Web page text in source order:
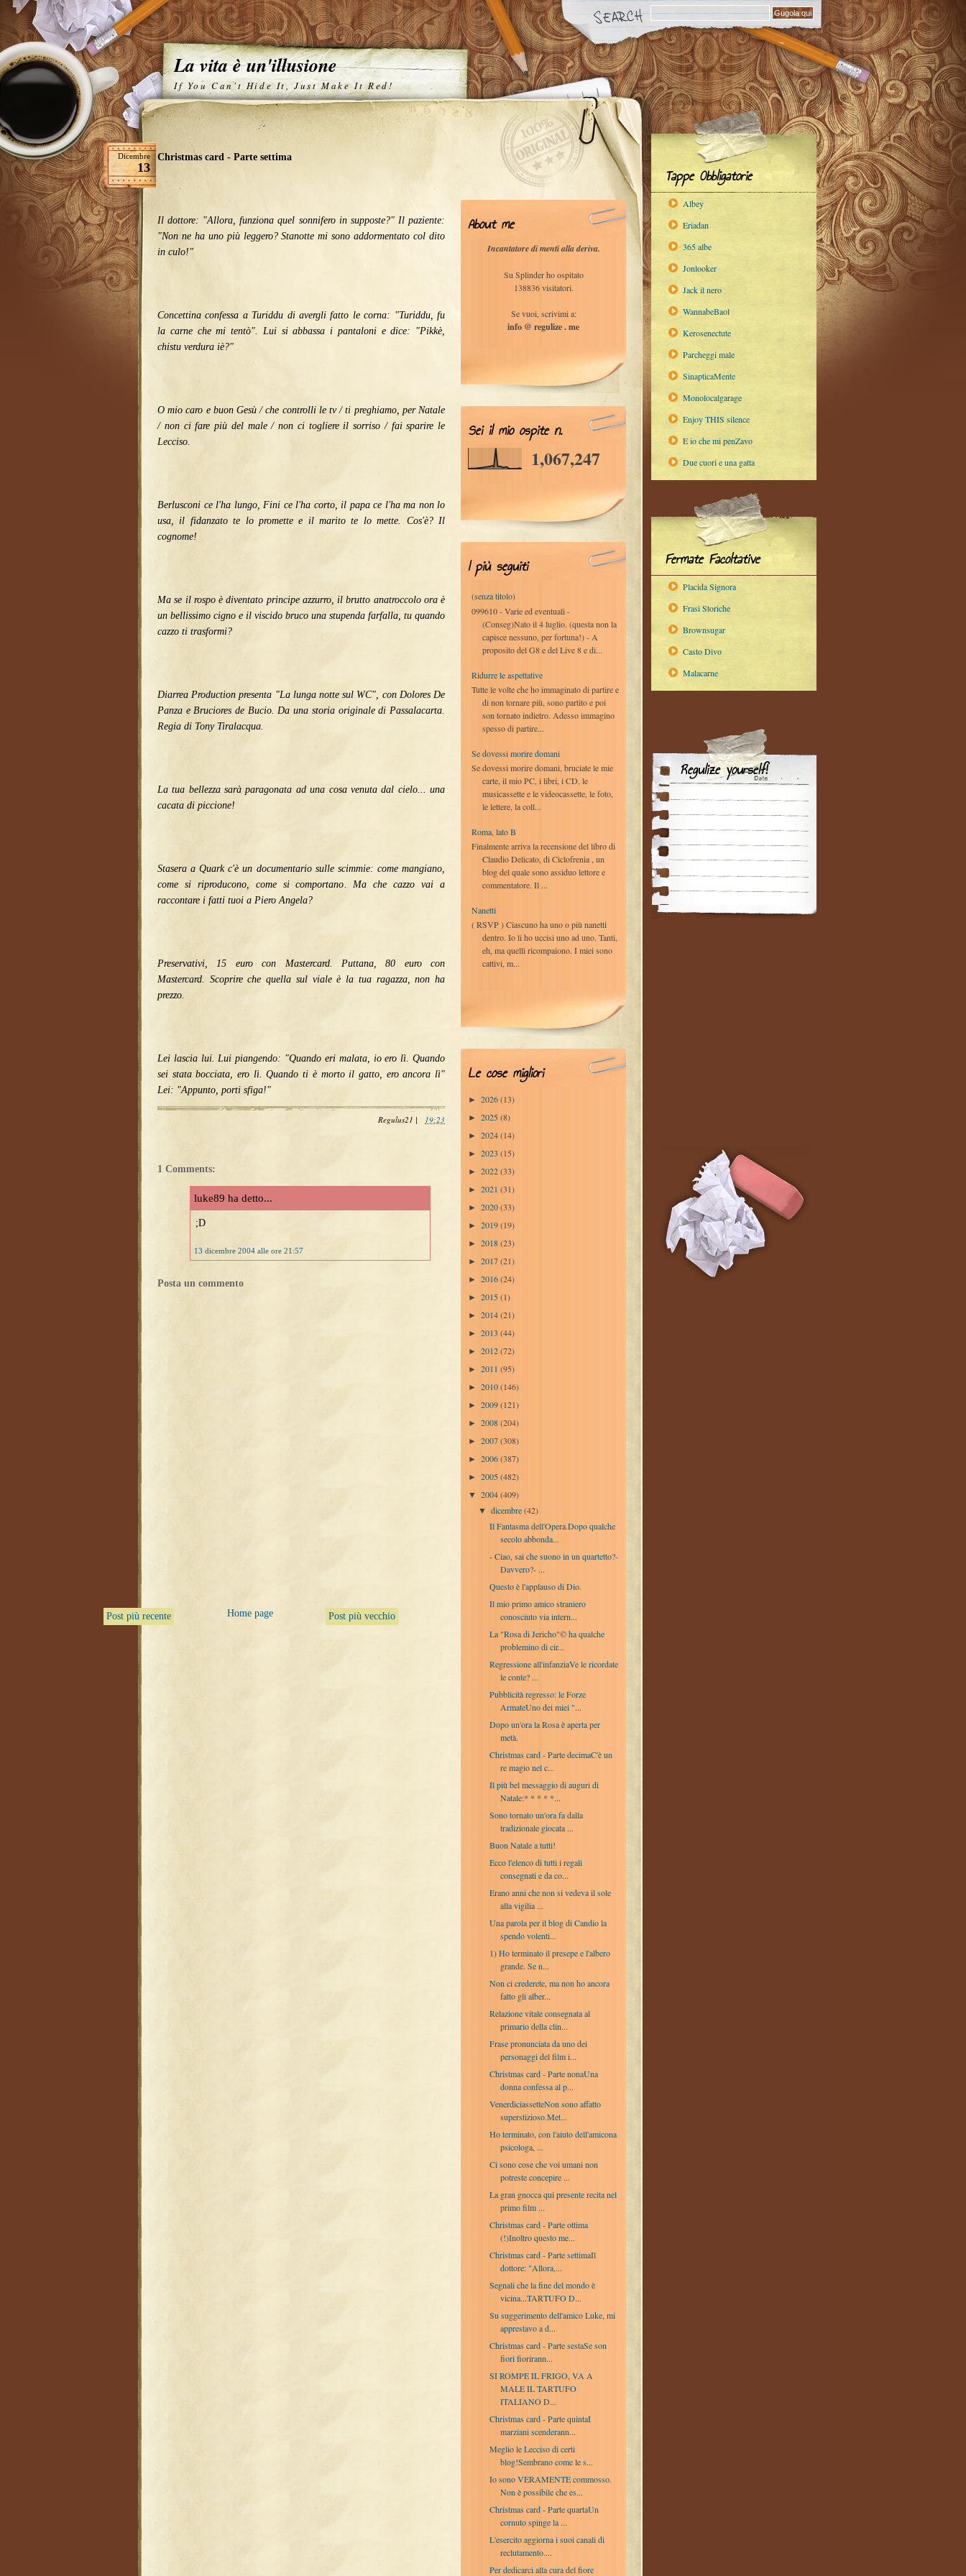
La vita è un'illusione
If You Can't Hide It, Just Make It Red!
Dicembre
13
Christmas card - Parte settima
Il dottore: "Allora, funziona quel sonnifero in supposte?" Il paziente:
"Non ne ha uno più leggero? Stanotte mi sono addormentato col dito
in culo!"
Concettina confessa a Turiddu di avergli fatto le corna: "Turiddu, fu
la carne che mi tentò". Lui si abbassa i pantaloni e dice: "Pikkè,
chistu verdura iè?"
O mio caro e buon Gesù / che controlli le tv / ti preghiamo, per Natale
/ non ci fare più del male / non ci togliere il sorriso / fai sparire le
Lecciso.
Berlusconi ce l'ha lungo, Fini ce l'ha corto, il papa ce l'ha ma non lo
usa, il fidanzato te lo promette e il marito te lo mette. Cos'è? Il
cognome!
Ma se il rospo è diventato principe azzurro, il brutto anatroccolo ora è
un bellissimo cigno e il viscido bruco una stupenda farfalla, tu quando
cazzo ti trasformi?
Diarrea Production presenta "La lunga notte sul WC", con Dolores De
Panza e Bruciores de Bucio. Da una storia originale di Passalacarta.
Regia di Tony Tiralacqua.
La tua bellezza sarà paragonata ad una cosa venuta dal cielo... una
cacata di piccione!
Stasera a Quark c'è un documentario sulle scimmie: come mangiano,
come si riproducono, come si comportano. Ma che cazzo vai a
raccontare i fatti tuoi a Piero Angela?
Preservativi, 15 euro con Mastercard. Puttana, 80 euro con
Mastercard. Scoprire che quella sul viale è la tua ragazza, non ha
prezzo.
Lei lascia lui. Lui piangendo: "Quando eri malata, io ero lì. Quando
sei stata bocciata, ero lì. Quando ti è morto il gatto, ero ancora lì"
Lei: "Appunto, porti sfiga!"
Regulus21 | 19:23
1 Comments:
luke89 ha detto...
;D
13 dicembre 2004 alle ore 21:57
Posta un commento
Post più recente Post più vecchio
Home page
Tappe Obbligatorie
Albey
Eriadan
365 albe
Jonlooker
Jack il nero
WannabeBaol
Kerosenectute
Parcheggi male
SinapticaMente
Monolocalgarage
Enjoy THIS silence
E io che mi penZavo
Due cuori e una gatta
Fermate Facoltative
Placida Signora
Frasi Storiche
Brownsugar
Casto Divo
Malacarne
Regulize yourself!
About me
Incantatore di menti alla deriva.
Su Splinder ho ospitato
138836 visitatori.
Se vuoi, scrivimi a:
info @ regulize . me
Sei il mio ospite n.
1,067,247
I più seguiti
(senza titolo)
099610 - Varie ed eventuali -
(Conseg)Nato il 4 luglio. (questa non la
capisce nessuno, per fortuna!) - A
proposito del G8 e del Live 8 e di...
Ridurre le aspettative
Tutte le volte che ho immaginato di partire e
di non tornare più, sono partito e poi
son tornato indietro. Adesso immagino
spesso di partire...
Se dovessi morire domani
Se dovessi morire domani, bruciate le mie
carte, il mio PC, i libri, i CD, le
musicassette e le videocassette, le foto,
le lettere, la coll...
Roma, lato B
Finalmente arriva la recensione del libro di
Claudio Delicato, di Ciclofrenia , un
blog del quale sono assiduo lettore e
commentatore. Il ...
Nanetti
( RSVP ) Ciascuno ha uno o più nanetti
dentro. Io li ho uccisi uno ad uno. Tanti,
eh, ma quelli ricompaiono. I miei sono
cattivi, m...
Le cose migliori
► 2026(13)
► 2025(8)
► 2024(14)
► 2023 (15)
► 2022(33)
► 2021 (31)
► 2020(33)
► 2019(19)
► 2018(23)
► 2017(21)
► 2016(24)
► 2015(1)
► 2014(21)
► 2013 (44)
► 2012(72)
► 2011 (95)
► 2010(146)
► 2009(121)
► 2008(204)
► 2007(308)
► 2006(387)
► 2005(482)
▼ 2004(409)
▼dicembre(42)
Il Fantasma dell'Opera.Dopo qualche
secolo abbonda...
- Ciao, sai che suono in un quartetto?-
Davvero?- ...
Questo è l'applauso di Dio.
Il mio primo amico straniero
conosciuto via intern...
La "Rosa di Jericho"© ha qualche
problemino di cir...
Regressione all'infanziaVe le ricordate
le conte? ...
Pubblicità regresso: le Forze
ArmateUno dei miei "...
Dopo un'ora la Rosa è aperta per
metà.
Christmas card - Parte decimaC'è un
re magio nel c...
Il più bel messaggio di auguri di
Natale:* * * * *...
Sono tornato un'ora fa dalla
tradizionale giocata ...
Buon Natale a tutti!
Ecco l'elenco di tutti i regali
consegnati e da co...
Erano anni che non si vedeva il sole
alla vigilia ...
Una parola per il blog di Candio la
spendo volenti...
1) Ho terminato il presepe e l'albero
grande. Se n...
Non ci crederete, ma non ho ancora
fatto gli alber...
Relazione vitale consegnata al
primario della clin...
Frase pronunciata da uno dei
personaggi del film i...
Christmas card - Parte nonaUna
donna confessa al p...
VenerdiciassetteNon sono affatto
superstizioso.Met...
Ho terminato, con l'aiuto dell'amicona
psicologa, ...
Ci sono cose che voi umani non
potreste concepire ...
La gran gnocca qui presente recita nel
primo film ...
Christmas card - Parte ottima
(!)Inoltro questo me...
Christmas card - Parte settimaIl
dottore: "Allora,...
Segnali che la fine del mondo è
vicina...TARTUFO D...
Su suggerimento dell'amico Luke, mi
apprestavo a d...
Christmas card - Parte sestaSe son
fiori fiorirann...
SI ROMPE IL FRIGO, VA A
MALE IL TARTUFO
ITALIANO D...
Christmas card - Parte quintaI
marziani scenderann...
Meglio le Lecciso di certi
blog!Sembrano come le s...
Io sono VERAMENTE commosso.
Non è possibile che es...
Christmas card - Parte quartaUn
cornuto spinge la ...
L'esercito aggiorna i suoi canali di
reclutamento....
Per dedicarci alla cura del fiore